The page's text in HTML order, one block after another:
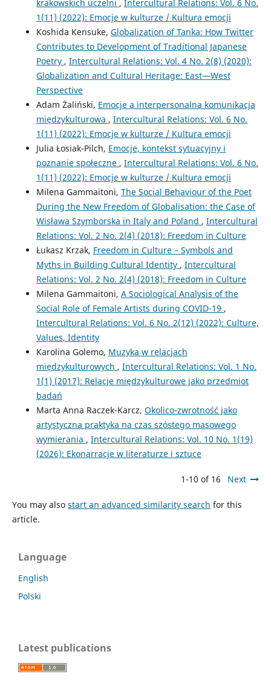
krakowskich uczelni , Intercultural Relations: Vol. 6 No.
1(11) (2022): Emocje w kulturze / Kultura emocji
Koshida Kensuke, Globalization of Tanka: How Twitter
Contributes to Development of Traditional Japanese
Poetry , Intercultural Relations: Vol. 4 No. 2(8) (2020):
Globalization and Cultural Heritage: East—West
Perspective
Adam Żaliński, Emocje a interpersonalna komunikacja
międzykulturowa , Intercultural Relations: Vol. 6 No.
1(11) (2022): Emocje w kulturze / Kultura emocji
Julia Łosiak-Pilch, Emocje, kontekst sytuacyjny i
poznanie społeczne , Intercultural Relations: Vol. 6 No.
1(11) (2022): Emocje w kulturze / Kultura emocji
Milena Gammaitoni, The Social Behaviour of the Poet
During the New Freedom of Globalisation: the Case of
Wisława Szymborska in Italy and Poland , Intercultural
Relations: Vol. 2 No. 2(4) (2018): Freedom in Culture
Łukasz Krzak, Freedom in Culture – Symbols and
Myths in Building Cultural Identity , Intercultural
Relations: Vol. 2 No. 2(4) (2018): Freedom in Culture
Milena Gammaitoni, A Sociological Analysis of the
Social Role of Female Artists during COVID-19 ,
Intercultural Relations: Vol. 6 No. 2(12) (2022): Culture,
Values, Identity
Karolina Golemo, Muzyka w relacjach
międzykulturowych , Intercultural Relations: Vol. 1 No.
1(1) (2017): Relacje międzykulturowe jako przedmiot
badań
Marta Anna Raczek-Karcz, Okolico-zwrotność jako
artystyczna praktyka na czas szóstego masowego
wymierania , Intercultural Relations: Vol. 10 No. 1(19)
(2026): Ekonarracje w literaturze i sztuce
1-10 of 16 Next
You may also start an advanced similarity search for this
article.
Language
English
Polski
Latest publications